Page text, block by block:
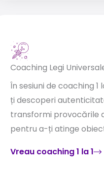
Coaching Legi
În sesiuni de coaching 1
ți descoperi
transformi provocările
pentru a-ți atinge
Vreau coaching 1 la 1